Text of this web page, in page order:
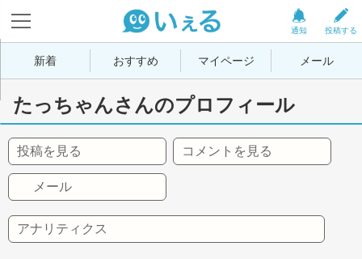
投稿する
通知
新着 おすすめ マイページ メール
たっちゃんさんのプロフィール
投稿を見る コメントを見る
メール
アナリティクス